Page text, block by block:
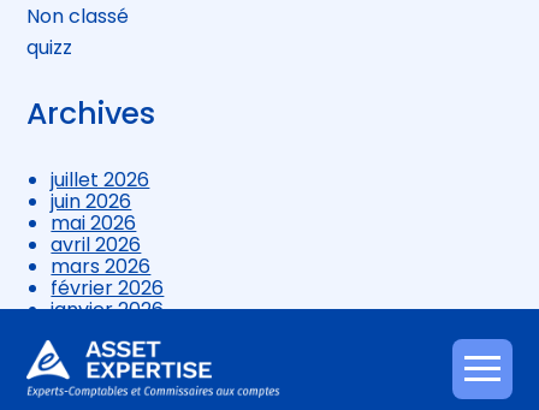
Aller
au
Non classé
quizz
Archives
juillet 2026
juin 2026
mai 2026
avril 2026
mars 2026
février 2026
janvier 2026
novembre 2025
octobre 2025
septembre 2025